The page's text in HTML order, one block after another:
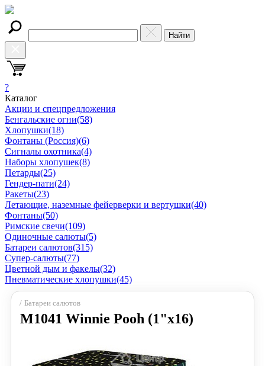
Найти
?
Каталог
Акции и спецпредложения
Бенгальские огни(58)
Хлопушки(18)
Фонтаны (Россия)(6)
Сигналы охотника(4)
Наборы хлопушек(8)
Петарды(25)
Гендер-пати(24)
Ракеты(23)
Летающие, наземные фейерверки и вертушки(40)
Фонтаны(50)
Римские свечи(109)
Одиночные салюты(5)
Батареи салютов(315)
Супер-салюты(77)
Цветной дым и факелы(32)
Пневматические хлопушки(45)
Батареи салютов
M1041 Winnie Pooh (1"х16)